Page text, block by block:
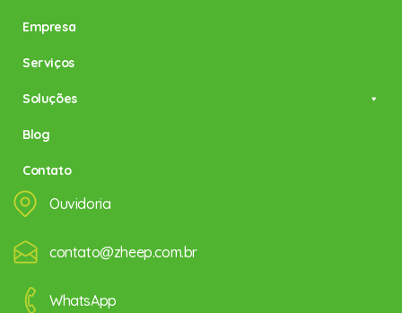
Empresa
Serviços
Soluções
Blog
Contato
Ouvidoria
contato@zheep.com.br
WhatsApp